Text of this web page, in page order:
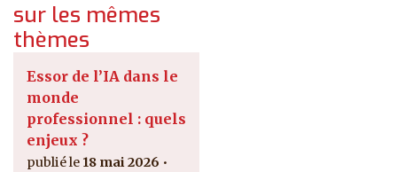
sur les mêmes
thèmes
Essor de l’IA dans le
monde
professionnel : quels
enjeux ?
18 mai 2026